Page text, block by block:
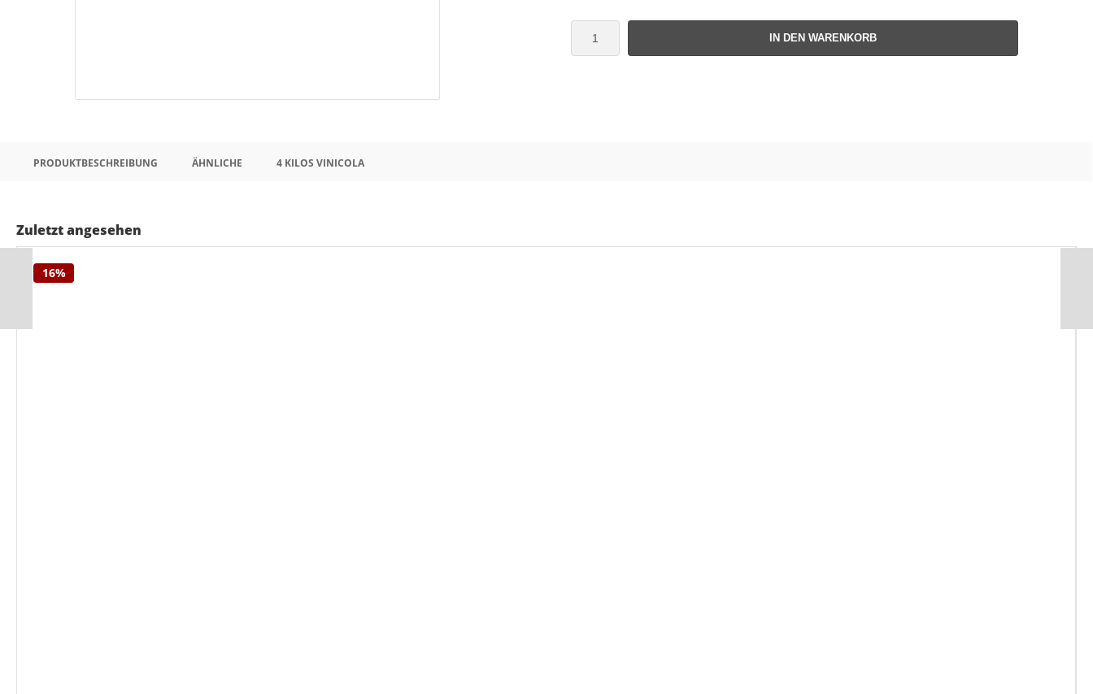
IN DEN WARENKORB
PRODUKTBESCHREIBUNG ÄHNLICHE 4 KILOS VINICOLA
Zuletzt angesehen
16%